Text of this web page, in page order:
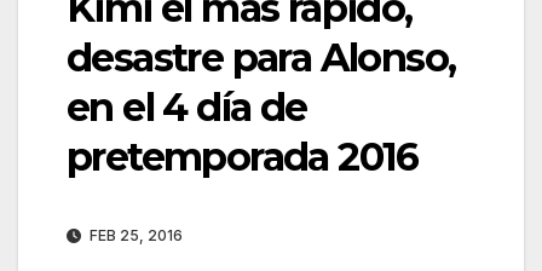
desastre para Alonso,
en el 4 día de
pretemporada 2016
FEB 25, 2016